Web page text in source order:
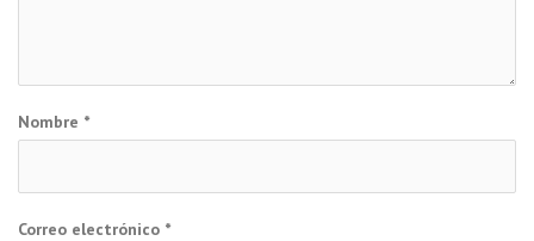
Nombre *
Correo electrónico *